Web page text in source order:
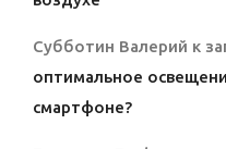
Субботин Валерий к
оптимальное
смартфоне?